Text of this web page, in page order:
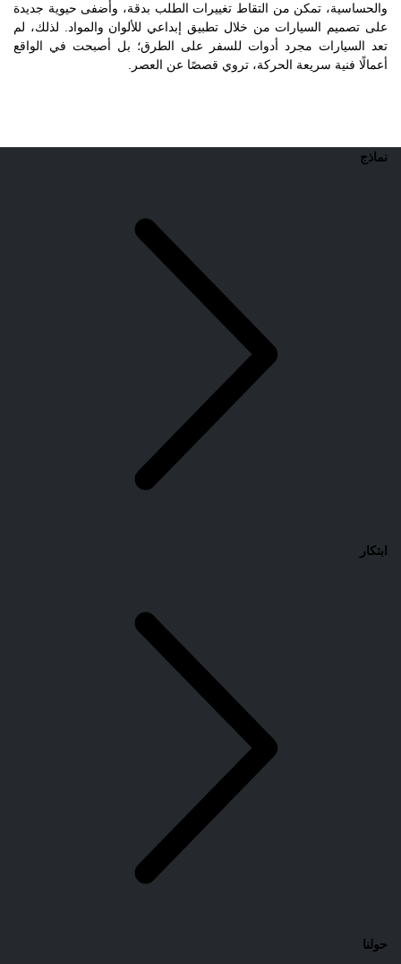
والحساسية، تمكن من التقاط تغييرات الطلب بدقة، وأضفى حيوية جديدة
على تصميم السيارات من خلال تطبيق إبداعي للألوان والمواد. لذلك، لم
تعد السيارات مجرد أدوات للسفر على الطرق؛ بل أصبحت في الواقع
أعمالًا فنية سريعة الحركة، تروي قصصًا عن العصر.
نماذج
ابتكار
حولنا